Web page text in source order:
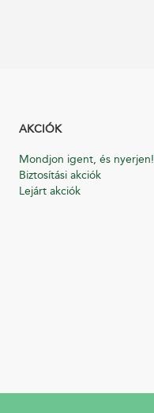
AKCIÓK
Mondjon igent, és nyerjen!
Biztosítási akciók
Lejárt akciók